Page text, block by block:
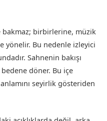
bakmaz; birbirlerine, müzik
yönelir. Bu nedenle izleyici
Sahnenin bakışı
döner. Bu içe
seyirlik gösteriden